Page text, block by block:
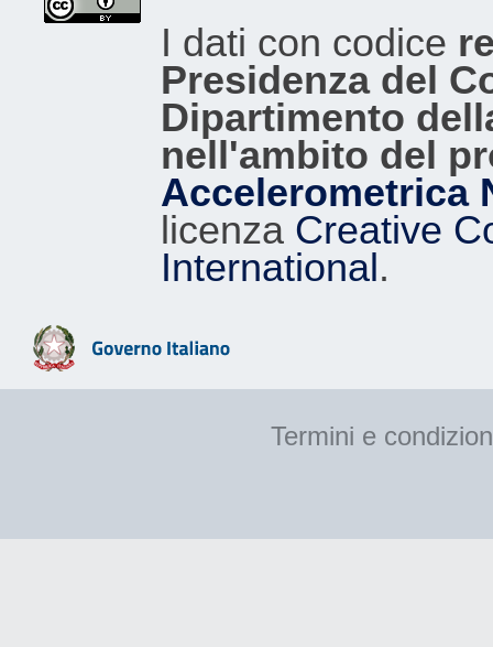
I dati con codice
Presidenza del
Dipartimento
nell'ambito del
Accelerometrica
licenza Creative
International.
Termini e